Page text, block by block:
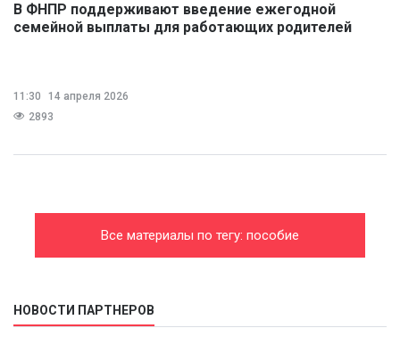
В ФНПР поддерживают введение ежегодной
семейной выплаты для работающих родителей
11:30
14 апреля 2026
2893
Все материалы по тегу: пособие
НОВОСТИ ПАРТНЕРОВ